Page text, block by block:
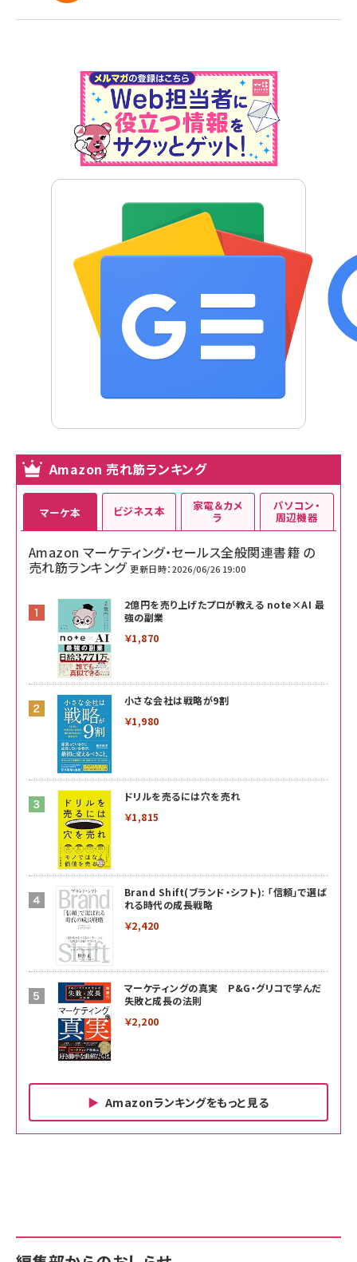
Amazon 売れ筋ランキング
マーケ本
Amazon マーケティング・セールス全般関連書籍 の
売れ筋ランキング 更新日時：2026/06/26 19:00
2億円を売り上げたプロが教える note×AI 最
強の副業
￥1,870
小さな会社は戦略が9割
￥1,980
ドリルを売るには穴を売れ
￥1,815
Brand Shift(ブランド・シフト): 「信頼」で選ば
れる時代の成長戦略
￥2,420
マーケティングの真実 P&G・グリコで学んだ
失敗と成長の法則
￥2,200
Amazonランキングをもっと見る
ビジネス本
￥880
家電＆カメ
ラ
サポート正規品 メーカー保証5年 KLMEA128G
パソコン・
周辺機器
サポート正規品 メーカー保証5年 KLMEA128G